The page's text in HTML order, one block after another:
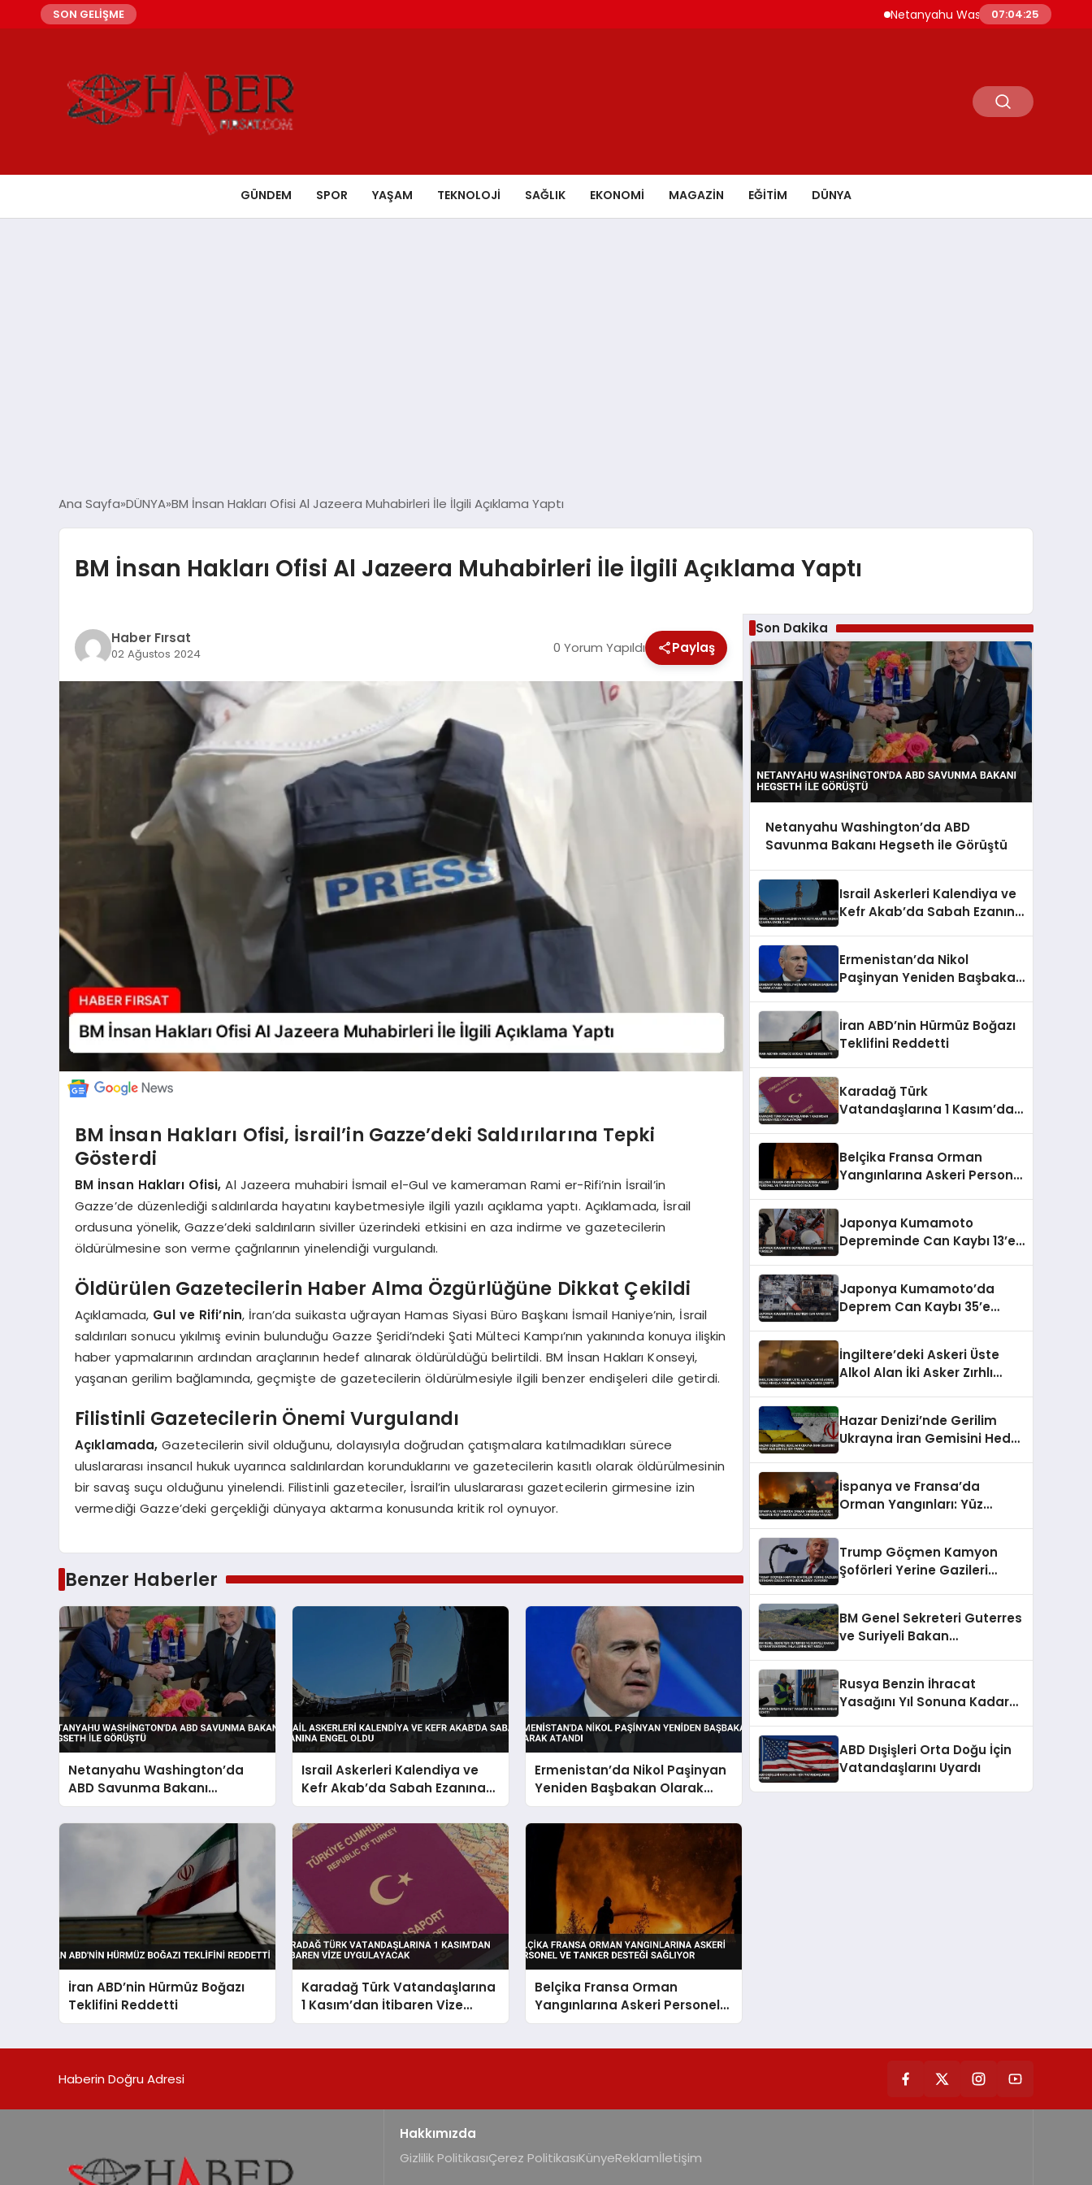
SON GELİŞME Netanyahu Washington’da ABD
07:04:26
GÜNDEM SPOR YAŞAM TEKNOLOJİ SAĞLIK EKONOMİ MAGAZİN EĞİTİM DÜNYA
Ana Sayfa DÜNYA BM İnsan Hakları Ofisi Al Jazeera Muhabirleri İle İlgili Açıklama Yaptı
BM İnsan Hakları Ofisi Al Jazeera Muhabirleri İle İlgili Açıklama Yaptı
Haber Fırsat
02 Ağustos 2024 0 Yorum Yapıldı Paylaş
BM İnsan Hakları Ofisi, İsrail’in Gazze’deki Saldırılarına Tepki
Gösterdi
BM İnsan Hakları Ofisi, Al Jazeera muhabiri İsmail el-Gul ve kameraman Rami er-Rifi’nin İsrail’in
Gazze’de düzenlediği saldırılarda hayatını kaybetmesiyle ilgili yazılı açıklama yaptı. Açıklamada, İsrail
ordusuna yönelik, Gazze’deki saldırıların siviller üzerindeki etkisini en aza indirme ve gazetecilerin
öldürülmesine son verme çağrılarının yinelendiği vurgulandı.
Öldürülen Gazetecilerin Haber Alma Özgürlüğüne Dikkat Çekildi
Açıklamada, Gul ve Rifi’nin, İran’da suikasta uğrayan Hamas Siyasi Büro Başkanı İsmail Haniye’nin, İsrail
saldırıları sonucu yıkılmış evinin bulunduğu Gazze Şeridi’ndeki Şati Mülteci Kampı’nın yakınında konuya ilişkin
haber yapmalarının ardından araçlarının hedef alınarak öldürüldüğü belirtildi. BM İnsan Hakları Konseyi,
yaşanan gerilim bağlamında, geçmişte de gazetecilerin öldürülmesiyle ilgili benzer endişeleri dile getirdi.
Filistinli Gazetecilerin Önemi Vurgulandı
Açıklamada, Gazetecilerin sivil olduğunu, dolayısıyla doğrudan çatışmalara katılmadıkları sürece
uluslararası insancıl hukuk uyarınca saldırılardan korunduklarını ve gazetecilerin kasıtlı olarak öldürülmesinin
bir savaş suçu olduğunu yinelendi. Filistinli gazeteciler, İsrail’in uluslararası gazetecilerin girmesine izin
vermediği Gazze’deki gerçekliği dünyaya aktarma konusunda kritik rol oynuyor.
Benzer Haberler
Netanyahu Washington’da
ABD Savunma Bakanı
Hegseth ile Görüştü
Israil Askerleri Kalendiya ve
Kefr Akab’da Sabah Ezanına
Engel Oldu
Ermenistan’da Nikol Paşinyan
Yeniden Başbakan Olarak
Atandı
İran ABD’nin Hürmüz Boğazı
Teklifini Reddetti
Karadağ Türk Vatandaşlarına
1 Kasım’dan İtibaren Vize
Uygulayacak
Belçika Fransa Orman
Yangınlarına Askeri Personel
ve Tanker Desteği Sağlıyor
Son Dakika
Netanyahu Washington’da ABD
Savunma Bakanı Hegseth ile Görüştü
Israil Askerleri Kalendiya ve
Kefr Akab’da Sabah Ezanına
Ermenistan’da Nikol
Paşinyan Yeniden Başbakan
İran ABD’nin Hürmüz Boğazı
Teklifini Reddetti
Karadağ Türk
Vatandaşlarına 1 Kasım’dan
Belçika Fransa Orman
Yangınlarına Askeri Personel
Japonya Kumamoto
Depreminde Can Kaybı 13’e
Japonya Kumamoto’da
Deprem Can Kaybı 35’e
İngiltere’deki Askeri Üste
Alkol Alan İki Asker Zırhlı
Hazar Denizi’nde Gerilim
Ukrayna İran Gemisini Hedef
İspanya ve Fransa’da
Orman Yangınları: Yüz
Trump Göçmen Kamyon
Şoförleri Yerine Gazileri
BM Genel Sekreteri Guterres
ve Suriyeli Bakan
Rusya Benzin İhracat
Yasağını Yıl Sonuna Kadar
ABD Dışişleri Orta Doğu İçin
Vatandaşlarını Uyardı
Haberin Doğru Adresi
Hakkımızda
Gizlilik PolitikasıÇerez PolitikasıKünyeReklamİletişim